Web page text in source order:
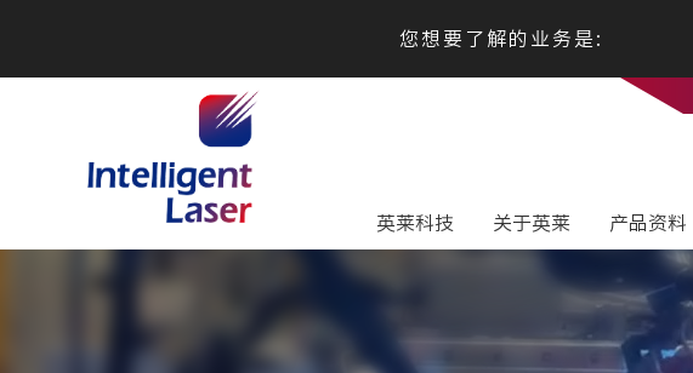
您想要了解的业务是:
英莱科技 关于英莱 产品资料